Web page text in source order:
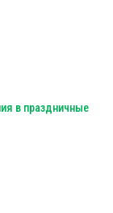
в праздничные